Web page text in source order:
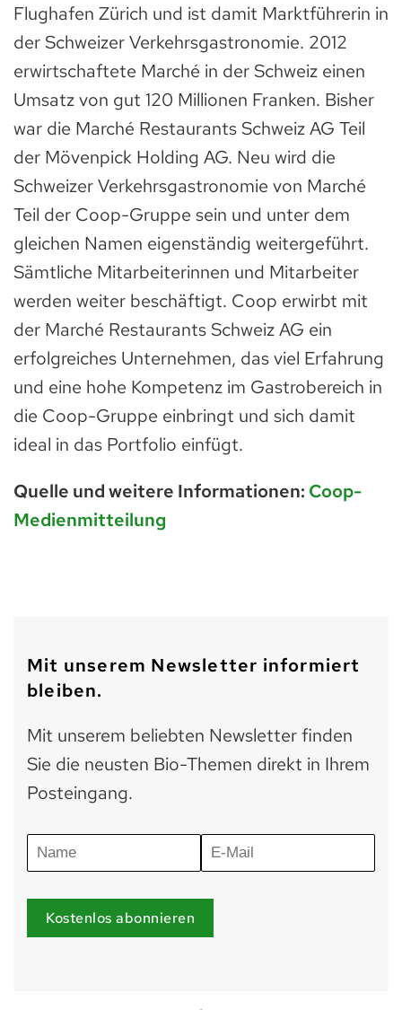
Flughafen Zürich und ist damit Marktführerin in
der Schweizer Verkehrsgastronomie. 2012
erwirtschaftete Marché in der Schweiz einen
Umsatz von gut 120 Millionen Franken. Bisher
war die Marché Restaurants Schweiz AG Teil
der Mövenpick Holding AG. Neu wird die
Schweizer Verkehrsgastronomie von Marché
Teil der Coop-Gruppe sein und unter dem
gleichen Namen eigenständig weitergeführt.
Sämtliche Mitarbeiterinnen und Mitarbeiter
werden weiter beschäftigt. Coop erwirbt mit
der Marché Restaurants Schweiz AG ein
erfolgreiches Unternehmen, das viel Erfahrung
und eine hohe Kompetenz im Gastrobereich in
die Coop-Gruppe einbringt und sich damit
ideal in das Portfolio einfügt.
Quelle und weitere Informationen: Coop-
Medienmitteilung
Mit unserem Newsletter informiert
bleiben.
Mit unserem beliebten Newsletter finden
Sie die neusten Bio-Themen direkt in Ihrem
Posteingang.
Kostenlos abonnieren